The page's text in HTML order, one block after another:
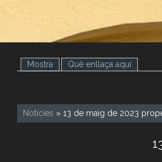
Mostra (pestanya activa)
Què enllaça aquí
Notícies » 13 de maig de 2023